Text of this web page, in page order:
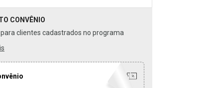
CONVÊNIO
para clientes cadastrados no programa